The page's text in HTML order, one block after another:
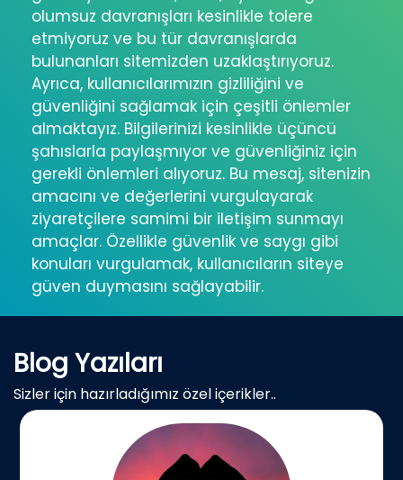
olumsuz davranışları kesinlikle tolere
etmiyoruz ve bu tür davranışlarda
bulunanları sitemizden uzaklaştırıyoruz.
Ayrıca, kullanıcılarımızın gizliliğini ve
güvenliğini sağlamak için çeşitli önlemler
almaktayız. Bilgilerinizi kesinlikle üçüncü
şahıslarla paylaşmıyor ve güvenliğiniz için
gerekli önlemleri alıyoruz. Bu mesaj, sitenizin
amacını ve değerlerini vurgulayarak
ziyaretçilere samimi bir iletişim sunmayı
amaçlar. Özellikle güvenlik ve saygı gibi
konuları vurgulamak, kullanıcıların siteye
güven duymasını sağlayabilir.
Blog Yazıları
Sizler için hazırladığımız özel içerikler..